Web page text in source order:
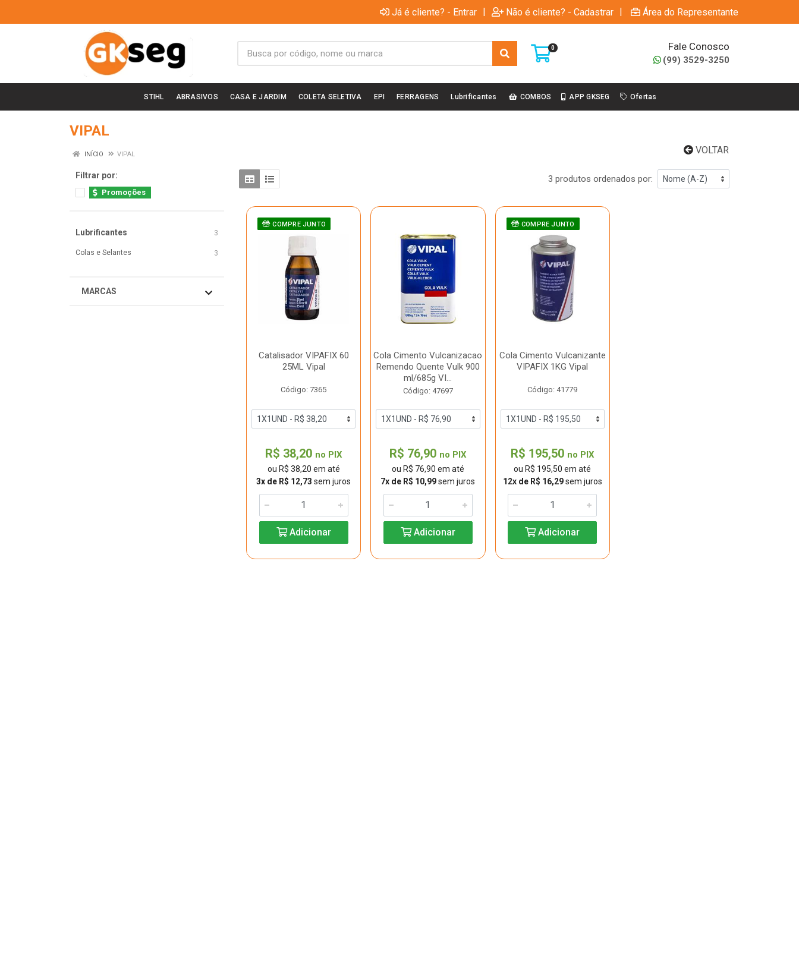
Já é cliente? - Entrar | Não é cliente? - Cadastrar | Área do Representante
0 Fale Conosco
(99) 3529-3250
STIHL ABRASIVOS CASA E JARDIM COLETA SELETIVA EPI FERRAGENS Lubrificantes COMBOS APP GKSEG Ofertas
VIPAL
VOLTAR
INÍCIO VIPAL
Filtrar por:
Promoções
Lubrificantes 3
Colas e Selantes 3
MARCAS
3 produtos ordenados por:
COMPRE JUNTO
Catalisador VIPAFIX 60
25ML Vipal
Código: 7365
R$ 38,20 no PIX
ou R$ 38,20 em até
3x de R$ 12,73 sem juros
Adicionar
Cola Cimento Vulcanizacao
Remendo Quente Vulk 900
ml/685g VI...
Código: 47697
R$ 76,90 no PIX
ou R$ 76,90 em até
7x de R$ 10,99sem juros
Adicionar
COMPRE JUNTO
Cola Cimento Vulcanizante
VIPAFIX 1KG Vipal
Código: 41779
R$ 195,50 no PIX
ou R$ 195,50 em até
12x de R$ 16,29sem juros
Adicionar